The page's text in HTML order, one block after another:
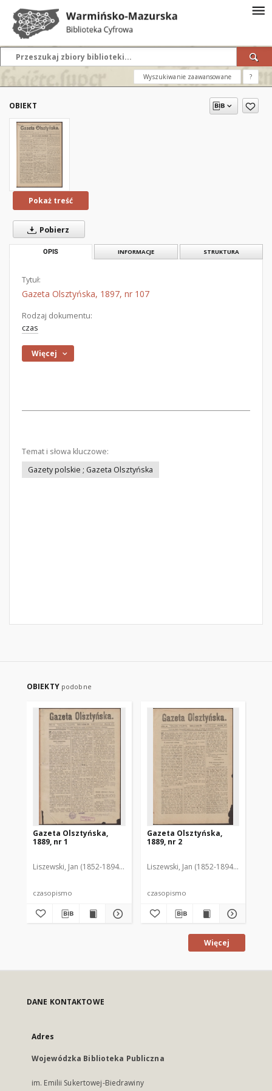
Wyszukiwanie zaawansowane ?
OBIEKT
Pokaż treść
Pobierz
OPIS INFORMACJE STRUKTURA
Tytuł:
Gazeta Olsztyńska, 1897, nr 107
Rodzaj dokumentu:
czas
Więcej
Temat i słowa kluczowe:
Gazety polskie ; Gazeta Olsztyńska
OBIEKTY podobne
Gazeta Olsztyńska,
1889, nr 1
Liszewski, Jan (1852-1894). Red.
czasopismo
Gazeta Olsztyńska,
1889, nr 2
Liszewski, Jan (1852-1894). Red.
czasopismo
Więcej
DANE KONTAKTOWE
Adres
Wojewódzka Biblioteka Publiczna
im. Emilii Sukertowej-Biedrawiny